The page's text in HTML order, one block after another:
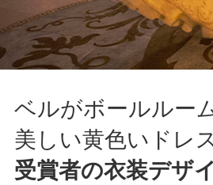
ベルがボールルー
美しい黄色いドレ
受賞者の衣装デザ